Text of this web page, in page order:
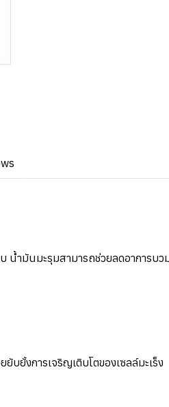
น้ำมันมะรุมสามารถช่วยลดอาการบ
บยั้งการเจริญเติบโตของเซลล์มะเร็ง